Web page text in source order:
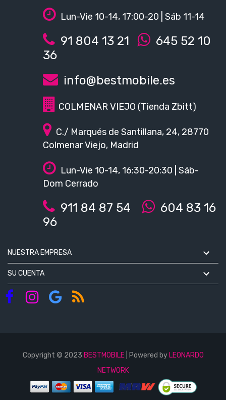
Lun-Vie 10-14, 17:00-20 | Sáb 11-14
91 804 13 21
645 52 10
36
info@bestmobile.es
COLMENAR VIEJO (Tienda Zbitt)
C./ Marqués de Santillana, 24, 28770
Colmenar Viejo, Madrid
Lun-Vie 10-14, 16:30-20:30 | Sáb-
Dom Cerrado
911 84 87 54
604 83 16
96
NUESTRA EMPRESA 
SU CUENTA 
Copyright © 2023 BESTMOBILE| Powered by LEONARDO
NETWORK